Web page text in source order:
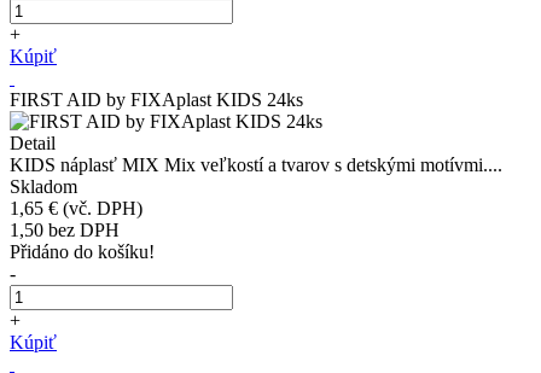
+
Kúpiť
FIRST AID by FIXAplast KIDS 24ks
Detail
KIDS náplasť MIX Mix veľkostí a tvarov s detskými motívmi....
Skladom
1,65 € (vč. DPH)
1,50 bez DPH
Přidáno do košíku!
-
+
Kúpiť